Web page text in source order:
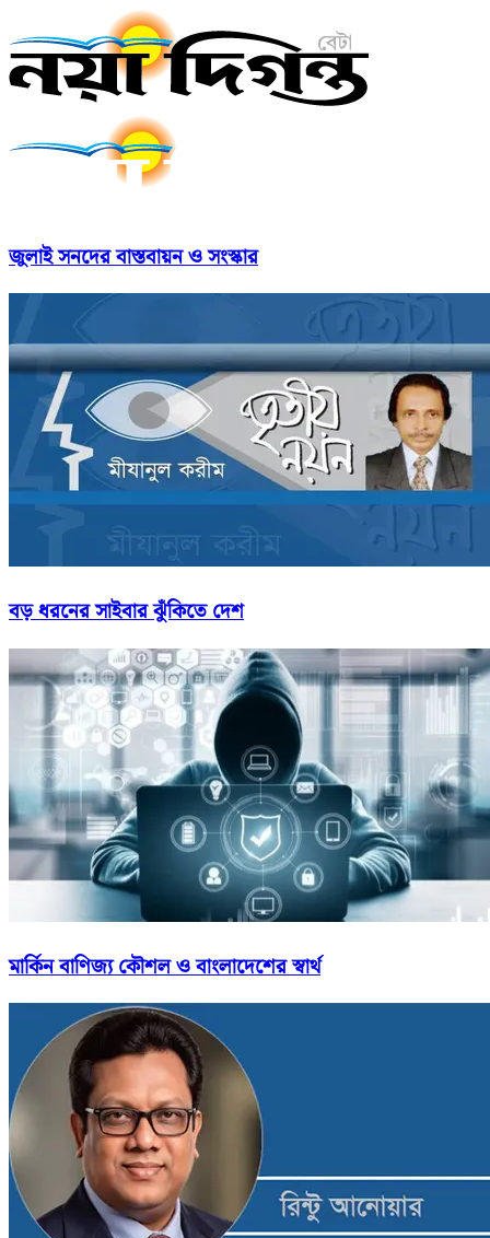
জুলাই সনদের বাস্তবায়ন ও সংস্কার
বড় ধরনের সাইবার ঝুঁকিতে দেশ
মার্কিন বাণিজ্য কৌশল ও বাংলাদেশের স্বার্থ